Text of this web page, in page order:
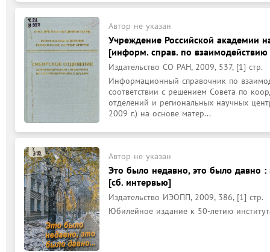
Автор не указан
Учреждение Российской академии
[информ. справ. по взаимодействию
Издательство СО РАН, 2009, 537, [1] стр.
Информационный справочник по
соответствии с решением Совета по
отделений и региональных научных
2009 г.) на основе матер...
Автор не указан
Это было недавно, это было давно
[сб. интервью]
Издательство ИЭОПП, 2009, 386, [1] стр.
Юбилейное издание к 50-летию